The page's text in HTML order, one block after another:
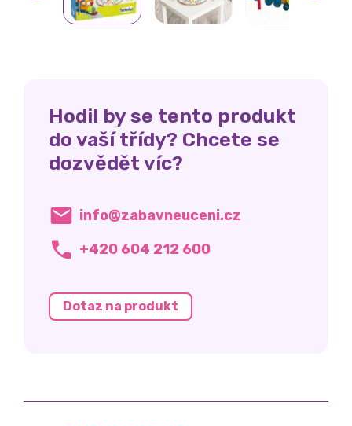
Hodil by se tento produkt
do vaší třídy? Chcete se
dozvědět víc?
info@zabavneuceni.cz
+420 604 212 600
Dotaz na produkt